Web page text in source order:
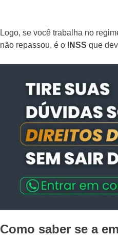
Logo, se você trabalha no
não repassou, é o
INSS que
Como saber se a